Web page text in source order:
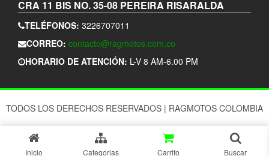
CRA 11 BIS NO. 35-08 PEREIRA RISARALDA
TELÉFONOS: 3226707011
CORREO: contacto@ragmotos.com.co
HORARIO DE ATENCIÓN: L-V 8 AM-6.00 PM
TODOS LOS DERECHOS RESERVADOS | RAGMOTOS COLOMBIA
Inicio Categorias Carrito Buscar